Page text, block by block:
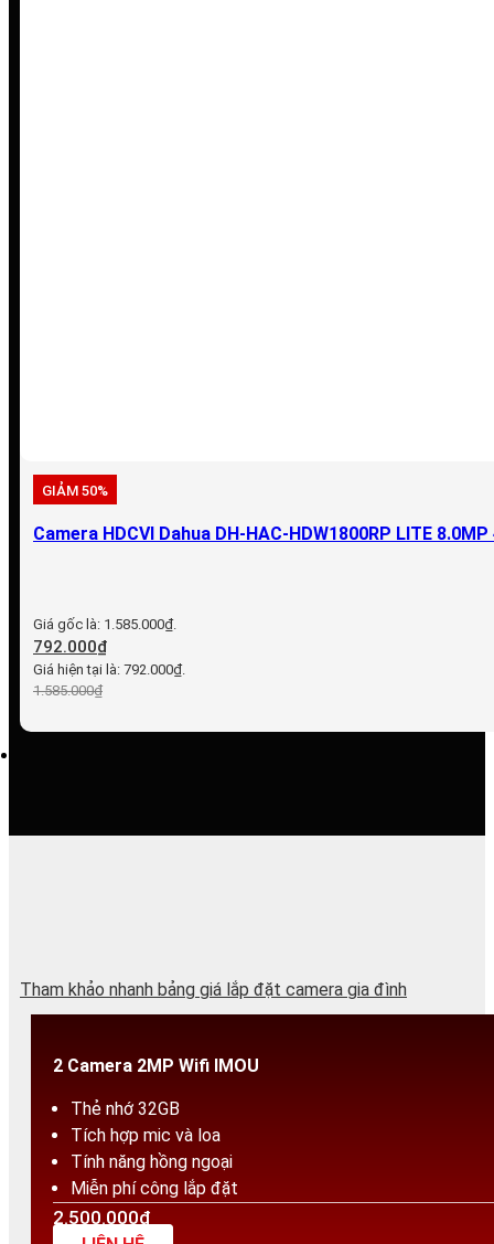
GIẢM 50%
Camera HDCVI Dahua DH-HAC-HDW1800RP LITE
1.585.000₫
Giá gốc là: 1.585.000₫.
792.000₫
Giá hiện tại là: 792.000₫.
Tham khảo nhanh bảng giá lắp đặt camera gia đình
2 Camera 2MP Wifi IMOU
Thẻ nhớ 32GB
Tích hợp mic và loa
Tính năng hồng ngoại
Miễn phí công lắp đặt
2.500.000₫